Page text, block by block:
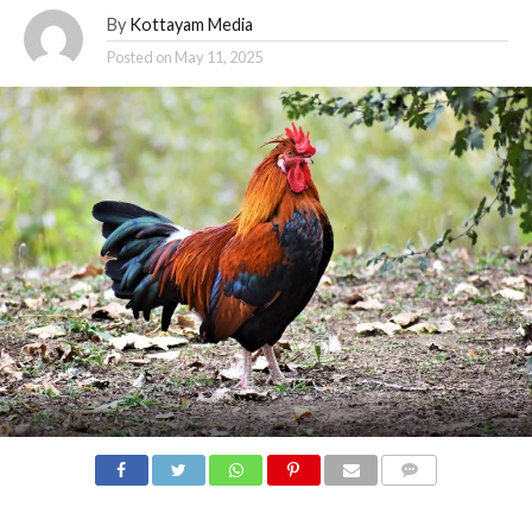
By Kottayam Media
Posted on May 11, 2025